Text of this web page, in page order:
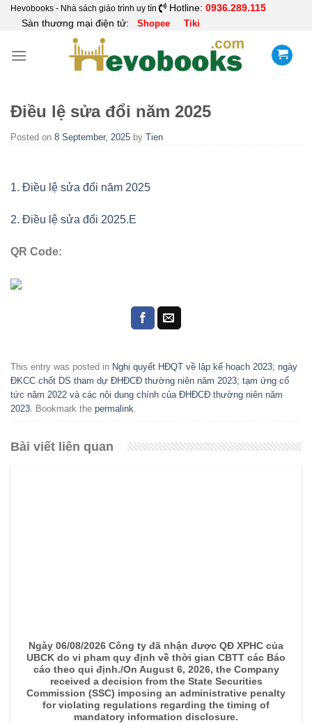
SkipHevobooks - Nhà sách giáo trình uy tín Hotline: 0936.289.115
Sàn thương mại điện tử: Shopee Tiki
Điều lệ sửa đổi năm 2025
Posted on 8 September, 2025 by Tien
1. Điều lệ sửa đổi năm 2025
2. Điều lệ sửa đổi 2025.E
QR Code:
This entry was posted in Nghị quyết HĐQT về lập kế hoạch 2023; ngày
ĐKCC chốt DS tham dự ĐHĐCĐ thường niên năm 2023; tạm ứng cổ
tức năm 2022 và các nội dung chính của ĐHĐCĐ thường niên năm
2023 . Bookmark the permalink
Bài viết liên quan
Ngày 06/08/2026 Công ty đã nhận được QĐ XPHC của
UBCK do vi pham quy định về thời gian CBTT các Báo
cáo theo qui định./On August 6, 2026, the Company
received a decision from the State Securities
Commission (SSC) imposing an administrative penalty
for violating regulations regarding the timing of
mandatory information disclosure.